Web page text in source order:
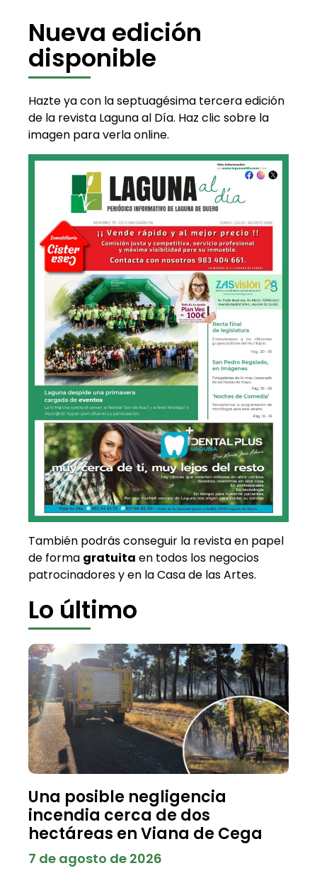
Nueva edición
disponible
Hazte ya con la septuagésima tercera edición
de la revista Laguna al Día. Haz clic sobre la
imagen para verla online.
También podrás conseguir la revista en papel
de forma gratuita en todos los negocios
patrocinadores y en la Casa de las Artes.
Lo último
Una posible negligencia
incendia cerca de dos
hectáreas en Viana de Cega
7 de agosto de 2026